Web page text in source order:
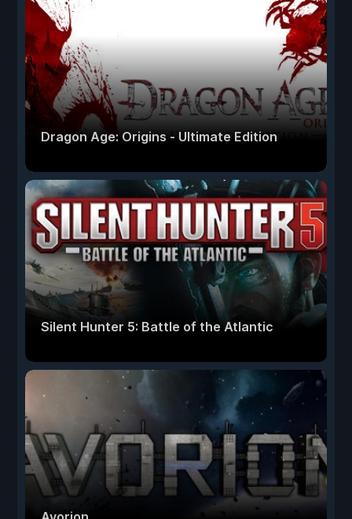
Dragon Age: Origins - Ultimate Edition
Silent Hunter 5: Battle of the Atlantic